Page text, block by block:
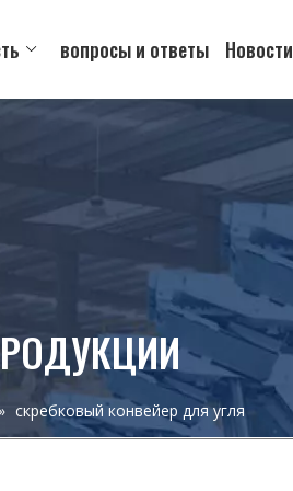
вопросы и ответы Новости
» скребковый конвейер для угля